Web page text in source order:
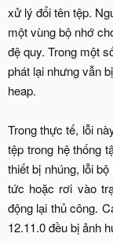
xử lý đổi tên tệp.
một vùng bộ nhớ
đệ quy. Trong một
phát lại nhưng vẫn
heap.
Trong thực tế, lỗi
tệp trong hệ thống
thiết bị nhúng, lỗi
tức hoặc rơi vào
động lại thủ công.
12.11.0 đều bị ảnh